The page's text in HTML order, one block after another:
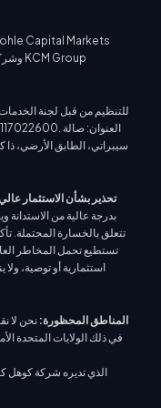
تحذير بشأن الاستثمار
تتعلق بالخسارة المحتملة.
تستطيع تحمل المخاطر
استثمارية أو توصية،
المناطق المحظورة:نحن لا
في ذلك الولايات المتحدة